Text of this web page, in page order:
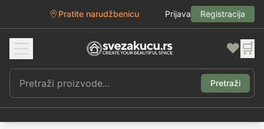
Pratite narudžbenicu Prijava Registracija
❤️ 🛒
Pretraži